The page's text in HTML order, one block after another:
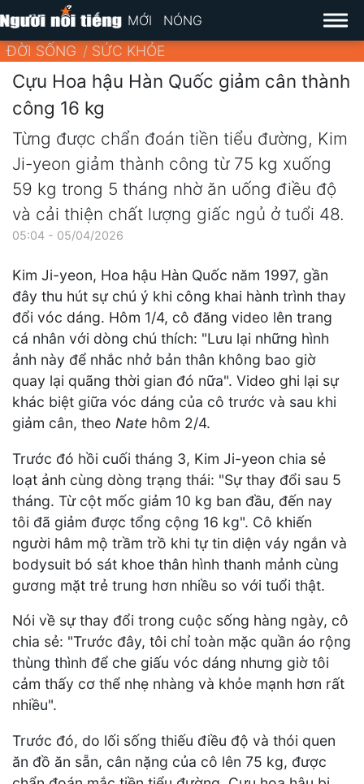
MỚI NÓNG
ĐỜI SỐNG SỨC KHỎE
Cựu Hoa hậu Hàn Quốc giảm cân thành
công 16 kg
Từng được chẩn đoán tiền tiểu đường, Kim
Ji-yeon giảm thành công từ 75 kg xuống
59 kg trong 5 tháng nhờ ăn uống điều độ
và cải thiện chất lượng giấc ngủ ở tuổi 48.
05:04 - 05/04/2026
Kim Ji-yeon, Hoa hậu Hàn Quốc năm 1997, gần
đây thu hút sự chú ý khi công khai hành trình thay
đổi vóc dáng. Hôm 1/4, cô đăng video lên trang
cá nhân với dòng chú thích: "Lưu lại những hình
ảnh này để nhắc nhở bản thân không bao giờ
quay lại quãng thời gian đó nữa". Video ghi lại sự
khác biệt giữa vóc dáng của cô trước và sau khi
giảm cân, theo Nate hôm 2/4.
Trước đó hồi cuối tháng 3, Kim Ji-yeon chia sẻ
loạt ảnh cùng dòng trạng thái: "Sự thay đổi sau 5
tháng. Từ cột mốc giảm 10 kg ban đầu, đến nay
tôi đã giảm được tổng cộng 16 kg". Cô khiến
người hâm mộ trầm trồ khi tự tin diện váy ngắn và
bodysuit bó sát khoe thân hình thanh mảnh cùng
gương mặt trẻ trung hơn nhiều so với tuổi thật.
Nói về sự thay đổi trong cuộc sống hàng ngày, cô
chia sẻ: "Trước đây, tôi chỉ toàn mặc quần áo rộng
thùng thình để che giấu vóc dáng nhưng giờ tôi
cảm thấy cơ thể nhẹ nhàng và khỏe mạnh hơn rất
nhiều".
Trước đó, do lối sống thiếu điều độ và thói quen
ăn đồ ăn sẵn, cân nặng của cô lên 75 kg, được